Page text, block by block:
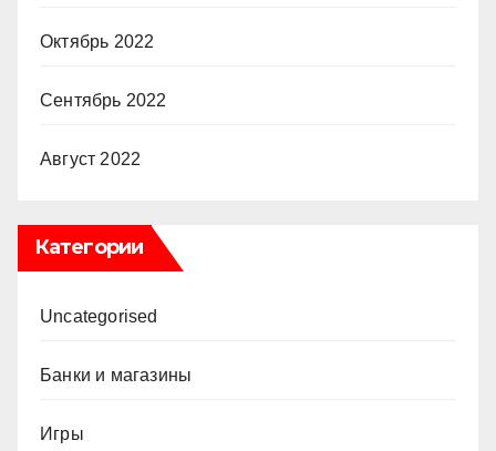
Октябрь 2022
Сентябрь 2022
Август 2022
Категории
Uncategorised
Банки и магазины
Игры